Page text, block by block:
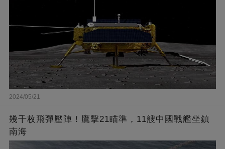
2024/05/21
幾千枚飛彈壓陣！鷹擊21瞄準，11艘中國戰艦坐鎮
南海